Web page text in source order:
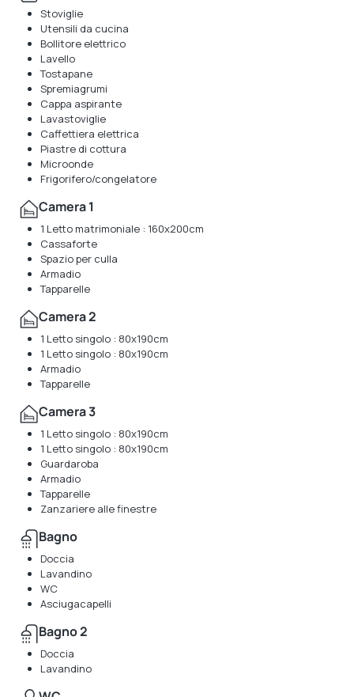
Stoviglie
Utensili da cucina
Bollitore elettrico
Lavello
Tostapane
Spremiagrumi
Cappa aspirante
Lavastoviglie
Caffettiera elettrica
Piastre di cottura
Microonde
Frigorifero/congelatore
Camera 1
1 Letto matrimoniale : 160x200cm
Cassaforte
Spazio per culla
Armadio
Tapparelle
Camera 2
1 Letto singolo : 80x190cm
1 Letto singolo : 80x190cm
Armadio
Tapparelle
Camera 3
1 Letto singolo : 80x190cm
1 Letto singolo : 80x190cm
Guardaroba
Armadio
Tapparelle
Zanzariere alle finestre
Bagno
Doccia
Lavandino
WC
Asciugacapelli
Bagno 2
Doccia
Lavandino